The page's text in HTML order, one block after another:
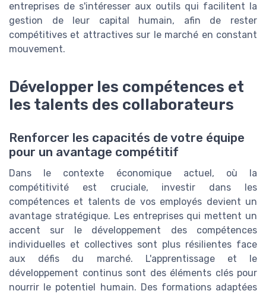
entreprises de s'intéresser aux outils qui facilitent la
gestion de leur capital humain, afin de rester
compétitives et attractives sur le marché en constant
mouvement.
Développer les compétences et
les talents des collaborateurs
Renforcer les capacités de votre équipe
pour un avantage compétitif
Dans le contexte économique actuel, où la
compétitivité est cruciale, investir dans les
compétences et talents de vos employés devient un
avantage stratégique. Les entreprises qui mettent un
accent sur le développement des compétences
individuelles et collectives sont plus résilientes face
aux défis du marché. L'apprentissage et le
développement continus sont des éléments clés pour
nourrir le potentiel humain. Des formations adaptées